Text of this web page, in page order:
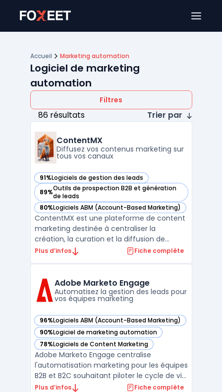
Accueil Marketing automation
Logiciel de marketing
automation
Filtres
86 résultats Trier par
ContentMX
Diffusez vos contenus marketing sur
tous vos canaux
91%Logiciels de gestion des leads
— voir ContentMX dans cette catégorie
89%Outils de prospection B2B et génération
de leads
— voir ContentMX dans cette catégorie
80%Logiciels ABM (Account-Based Marketing)
— voir ContentMX dans cette catégorie
ContentMX est une plateforme de content
marketing destinée à centraliser la
création, la curation et la diffusion de
contenus dans un contexte de réseaux de
consultants rencontrent la question de
maintenir une communication ré ...
Plus d’infos Fiche complète
Adobe Marketo Engage
Automatisez la gestion des leads pour
vos équipes marketing
96%Logiciels ABM (Account-Based Marketing)
— voir Adobe Marketo Engage dans cette catégorie
90%Logiciel de marketing automation
— voir Adobe Marketo Engage dans cette catégorie
78%Logiciels de Content Marketing
— voir Adobe Marketo Engage dans cette catégorie
Adobe Marketo Engage centralise
l'automatisation marketing pour les équipes
B2B et B2C souhaitant piloter le cycle de vie
des clients depuis une même plateforme.
Plus d’infos Fiche complète